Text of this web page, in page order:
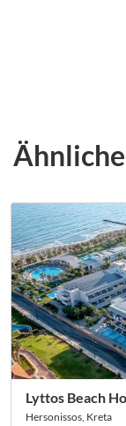
Lyttos Beach
Hersonissos, Kreta